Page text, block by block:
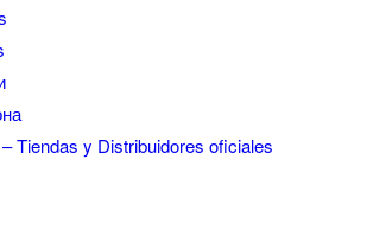
Tiendas y Distribuidores oficiales